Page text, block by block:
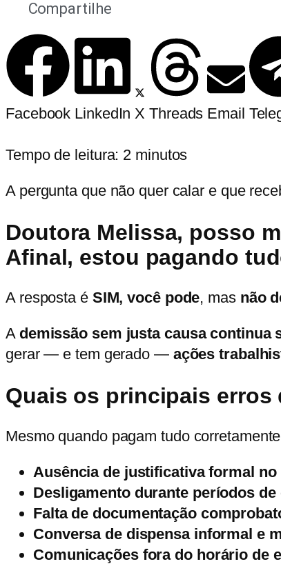
Compartilhe
Facebook LinkedIn X Threads Email
Tempo de leitura: 2 minutos
A pergunta que não quer calar e que
Doutora Melissa, posso
Afinal, estou pagando
A resposta é SIM, você pode, mas não
A demissão sem justa causa continua
gerar — e tem gerado — ações
Quais os principais erros
Mesmo quando pagam tudo
Ausência de justificativa formal
Desligamento durante períodos
Falta de documentação
Conversa de dispensa informal e
Comunicações fora do horário de